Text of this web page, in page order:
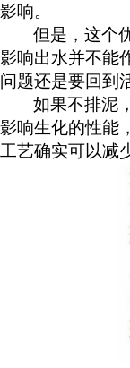
影响。
但是，这个
影响出水并不能
问题还是要回到
如果不排泥
影响生化的性能
工艺确实可以减